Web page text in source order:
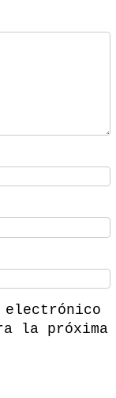
electrónico
la próxima